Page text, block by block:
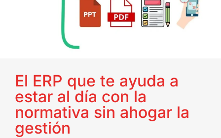
El ERP que te ayuda a
estar al día con la
normativa sin ahogar la
gestión